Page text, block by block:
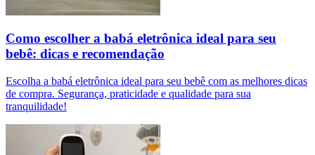
Como escolher a babá eletrônica ideal para seu
bebê: dicas e recomendação
Escolha a babá eletrônica ideal para seu bebê com as melhores dicas
de compra. Segurança, praticidade e qualidade para sua
tranquilidade!